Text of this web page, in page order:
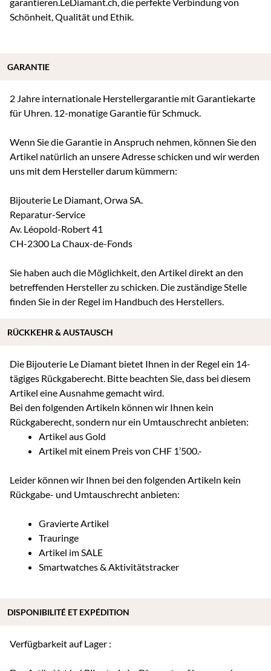
garantieren.LeDiamant.ch, die perfekte Verbindung von
Schönheit, Qualität und Ethik.
2 Jahre internationale Herstellergarantie mit Garantiekarte
für Uhren. 12-monatige Garantie für Schmuck.
Wenn Sie die Garantie in Anspruch nehmen, können Sie den
Artikel natürlich an unsere Adresse schicken und wir werden
uns mit dem Hersteller darum kümmern:
Bijouterie Le Diamant, Orwa SA.
Reparatur-Service
Av. Léopold-Robert 41
CH-2300 La Chaux-de-Fonds
Sie haben auch die Möglichkeit, den Artikel direkt an den
betreffenden Hersteller zu schicken. Die zuständige Stelle
finden Sie in der Regel im Handbuch des Herstellers.
Die Bijouterie Le Diamant bietet Ihnen in der Regel ein 14-
tägiges Rückgaberecht. Bitte beachten Sie, dass bei diesem
Artikel eine Ausnahme gemacht wird.
Bei den folgenden Artikeln können wir Ihnen kein
Rückgaberecht, sondern nur ein Umtauschrecht anbieten:
Artikel aus Gold
Artikel mit einem Preis von CHF 1’500.-
Leider können wir Ihnen bei den folgenden Artikeln kein
Rückgabe- und Umtauschrecht anbieten:
Gravierte Artikel
Trauringe
Artikel im SALE
Smartwatches & Aktivitätstracker
Verfügbarkeit auf Lager :
GARANTIE
RÜCKKEHR & AUSTAUSCH
DISPONIBILITÉ ET EXPÉDITION